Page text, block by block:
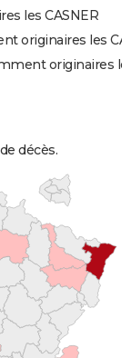
les CASNER
originaires les
originaires
décès.